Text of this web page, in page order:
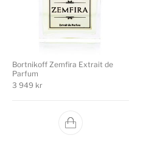
Bortnikoff Zemfira Extrait de
Parfum
3 949 kr